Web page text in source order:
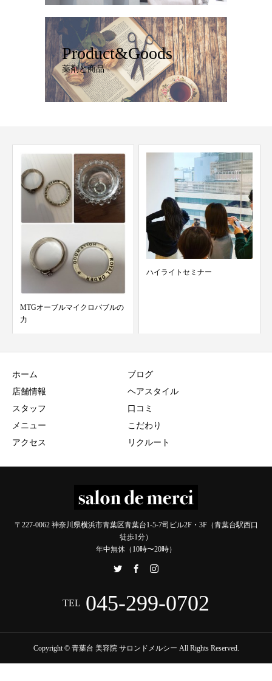
Product&Goods
薬剤と商品
MTGオーブルマイクロバブルの
力
ハイライトセミナー
ホーム
店舗情報
スタッフ
メニュー
アクセス
ブログ
ヘアスタイル
口コミ
こだわり
リクルート
〒227-0062 神奈川県横浜市青葉区青葉台1-5-7司ビル2F・3F（青葉台駅西口
徒歩1分）
年中無休（10時〜20時）
TEL 045-299-0702
Copyright © 青葉台 美容院 サロンドメルシー All Rights Reserved.